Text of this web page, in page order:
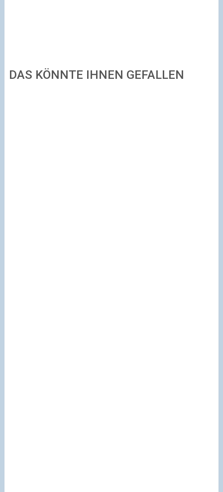
DAS KÖNNTE IHNEN GEFALLEN